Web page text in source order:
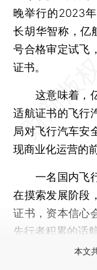
晚举行的2023
长胡华智称，亿
号合格审定试飞
证书。
这意味着，亿
适航证书的飞行
局对飞行汽车安
现商业化运营的
一名国内飞行
在摸索发展阶段
证书，资本信心
先行者积累的适
本文